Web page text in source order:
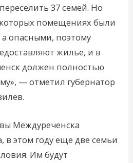
37 семей. Но
помещениях были
опасными, поэтому
жилье, и в
должен полностью
— отметил губернатор
Междуреченска
этом году еще две семьи
Им будут